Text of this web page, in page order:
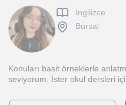
Ingilizce
Bursal
Konuları basit örneklerle
seviyorum. İster okul dersleri